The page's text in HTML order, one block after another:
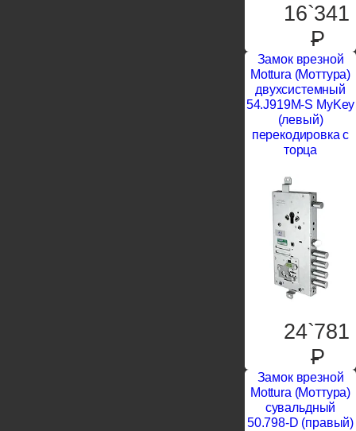
16`341
P
Замок врезной
Mottura (Моттура)
двухсистемный
54.J919M-S MyKey
(левый)
перекодировка с
торца
24`781
P
Замок врезной
Mottura (Моттура)
сувальдный
50.798-D (правый)